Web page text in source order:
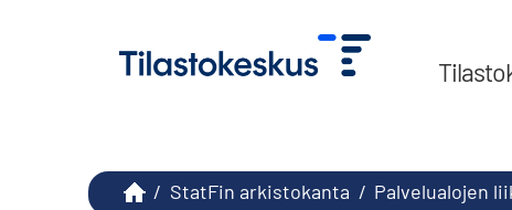
/ StatFin arkistokanta / Palvelualojen